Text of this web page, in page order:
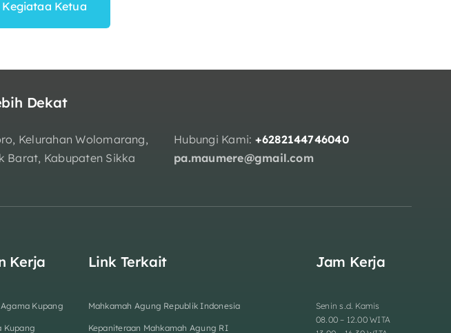
Ketua
Dekat
Kelurahan Wolomarang,
Barat, Kabupaten Sikka
Hubungi Kami: +6282144746040
pa.maumere@gmail.com
Kerja
Kupang
Kupang
Link Terkait
Mahkamah Agung Republik Indonesia
Kepaniteraan Mahkamah Agung RI
Jam Kerja
Senin s.d. Kamis
08.00 – 12.00 WITA